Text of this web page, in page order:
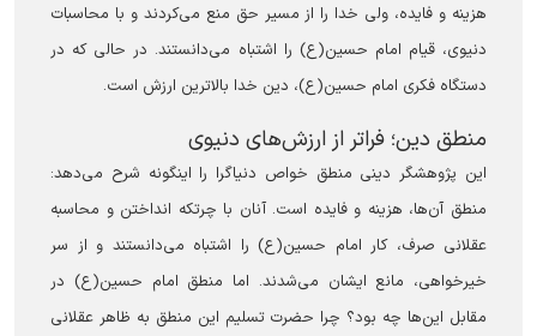
هزینه و فایده، ولی خدا را از مسیر حق منع می‌کردند و با محاسبات
دنیوی، قیام امام حسین(ع) را اشتباه می‌دانستند. در حالی که در
دستگاه فکری امام حسین(ع)، دین خدا بالاترین ارزش است.
‏منطق دین؛ فراتر از ارزش‌های دنیوی
این پژوهشگر دینی منطق خواص دنیاگرا را اینگونه شرح می‌دهد:
منطق آن‌ها، هزینه و فایده است. آنان با چرتکه انداختن و محاسبه
عقلانی صرف، کار امام حسین(ع) را اشتباه می‌دانستند و از سر
خیرخواهی، مانع ایشان می‌شدند. اما منطق امام حسین(ع) در
مقابل این‌ها چه بود؟ چرا حضرت تسلیم این منطق به ظاهر عقلانی